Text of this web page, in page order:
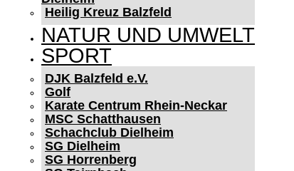
Heilig Kreuz Balzfeld
NATUR UND UMWELT
SPORT
DJK Balzfeld e.V.
Golf
Karate Centrum Rhein-Neckar
MSC Schatthausen
Schachclub Dielheim
SG Dielheim
SG Horrenberg